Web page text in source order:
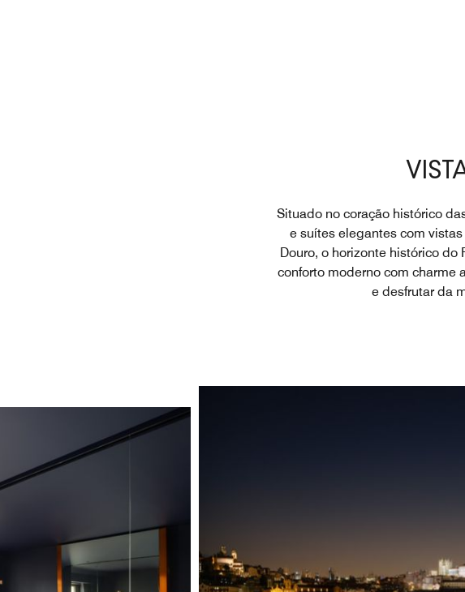
Situado no coração histórico
e suítes elegantes com
Douro, o horizonte histórico
conforto moderno com charme
e desfrutar da